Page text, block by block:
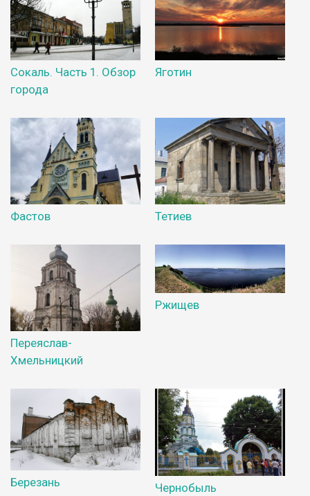
Сокаль. Часть 1. Обзор
города
Яготин
Фастов Тетиев
Переяслав-
Хмельницкий
Ржищев
Березань Чернобыль